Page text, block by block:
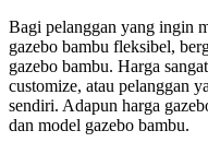
Bagi pelanggan yang ingin
gazebo bambu fleksibel,
gazebo bambu. Harga
customize, atau pelanggan
sendiri. Adapun harga
dan model gazebo bambu.